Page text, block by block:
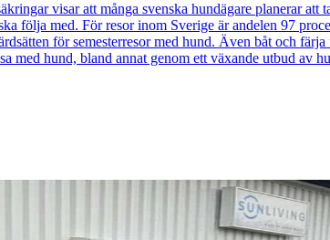
visar att många svenska hundägare planerar att
följa med. För resor inom Sverige är andelen 97
för semesterresor med hund. Även båt och
hund, bland annat genom ett växande utbud av